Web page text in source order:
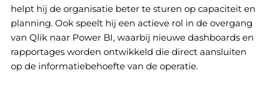
helpt hij de organisatie beter te sturen op capaciteit en
planning. Ook speelt hij een actieve rol in de overgang
van Qlik naar Power BI, waarbij nieuwe dashboards en
rapportages worden ontwikkeld die direct aansluiten
op de informatiebehoefte van de operatie.